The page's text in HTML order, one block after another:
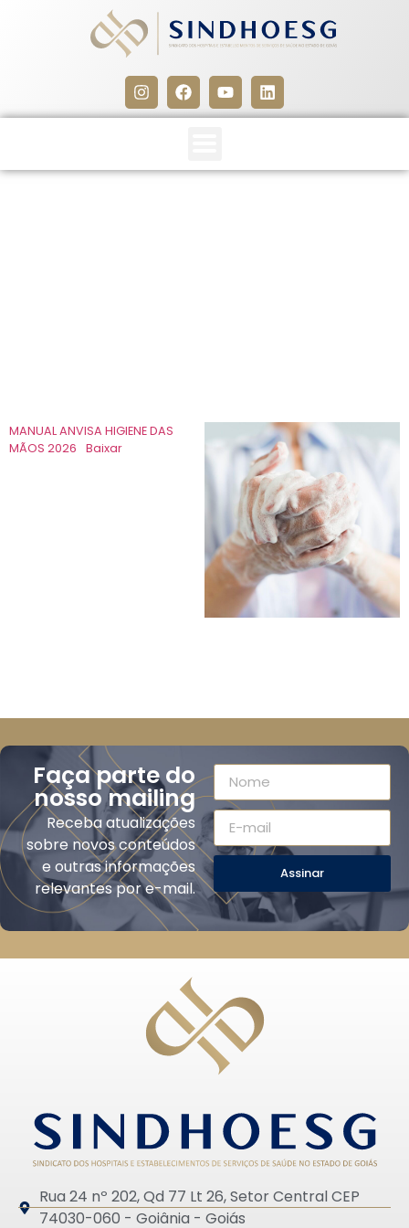
MANUAL ANVISA HIGIENE DAS
MÃOS 2026
Baixar
Faça parte do
nosso mailing
Receba atualizações
sobre novos conteúdos
e outras informações
relevantes por e-mail.
Assinar
Rua 24 nº 202, Qd 77 Lt 26, Setor Central CEP
74030-060 - Goiânia - Goiás